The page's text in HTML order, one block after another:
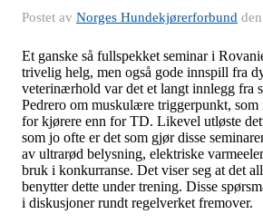
Postet av Norges Hundekjørerforbund den
Et ganske så fullspekket seminar i
trivelig helg, men også gode innspill fra
veterinærhold var det et langt innlegg fra
Pedrero om muskulære triggerpunkt, som
for kjørere enn for TD. Likevel utløste
som jo ofte er det som gjør disse
av ultrarød belysning, elektriske
bruk i konkurranse. Det viser seg at det
benytter dette under trening. Disse
i diskusjoner rundt regelverket fremover.